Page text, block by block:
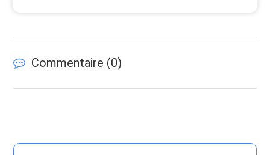
Commentaire (0)